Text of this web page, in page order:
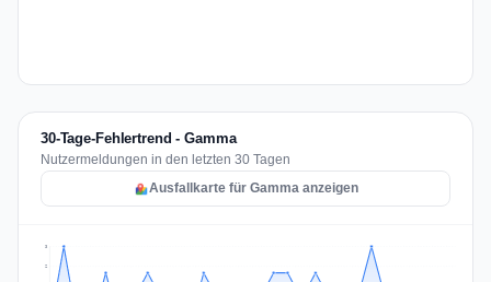
30-Tage-Fehlertrend - Gamma
Nutzermeldungen in den letzten 30 Tagen
Ausfallkarte für Gamma anzeigen
2
3